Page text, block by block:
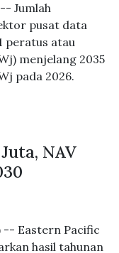
Jumlah
pusat data
peratus atau
menjelang 2035
pada 2026.
NAV
-- Eastern Pacific
hasil tahunan